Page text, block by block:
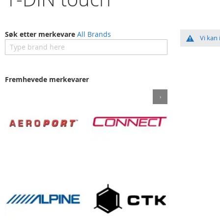
Vi
Søk etter merkevare All Brands
Fremhevede merkevarer
›